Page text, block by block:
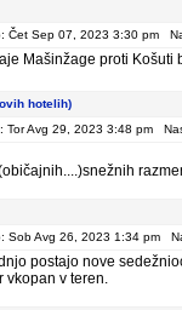
Čet Sep 07, 2023 3:30 pm
Mašinžage proti
hotelih)
Tor Avg 29, 2023 3:48 pm
Sob Avg 26, 2023 1:34 pm
postajo nove
vkopan v teren.